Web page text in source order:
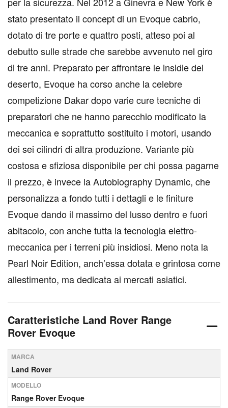
stato presentato il concept di un Evoque cabrio,
dotato di tre porte e quattro posti, atteso poi al
debutto sulle strade che sarebbe avvenuto nel giro
di tre anni. Preparato per affrontare le insidie del
deserto, Evoque ha corso anche la celebre
competizione Dakar dopo varie cure tecniche di
preparatori che ne hanno parecchio modificato la
meccanica e soprattutto sostituito i motori, usando
dei sei cilindri di altra produzione. Variante più
costosa e sfiziosa disponibile per chi possa pagarne
il prezzo, è invece la Autobiography Dynamic, che
personalizza a fondo tutti i dettagli e le finiture
Evoque dando il massimo del lusso dentro e fuori
abitacolo, con anche tutta la tecnologia elettro-
meccanica per i terreni più insidiosi. Meno nota la
Pearl Noir Edition, anch’essa dotata e grintosa come
allestimento, ma dedicata ai mercati asiatici.
Caratteristiche Land Rover Range
Rover Evoque
MARCA
Land Rover
MODELLO
Range Rover Evoque